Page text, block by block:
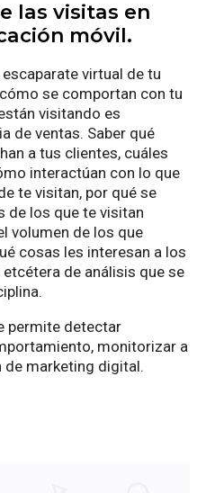
las visitas en
móvil.
virtual de tu
se comportan con tu
visitando es
de ventas. Saber qué
a tus clientes, cuáles
interactúan con lo que
te visitan, por qué se
de los que te visitan
volumen de los que
cosas les interesan a los
de análisis que se
permite detectar
monitorizar a
de marketing digital.